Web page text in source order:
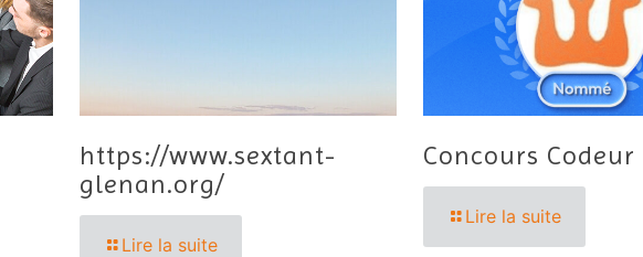
https://www.sextant-
glenan.org/
Lire la suite
Concours Codeur
Lire la suite